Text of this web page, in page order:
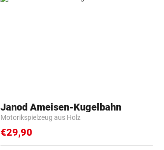
Janod Ameisen-Kugelbahn
Motorikspielzeug aus Holz
€29,90